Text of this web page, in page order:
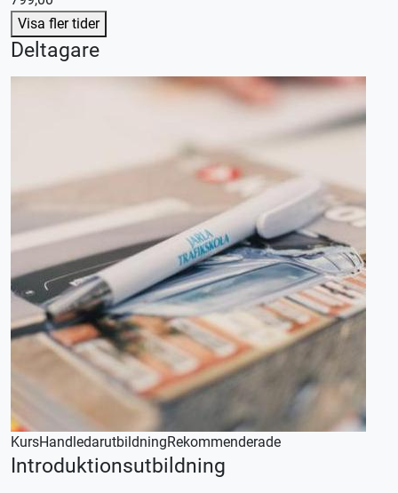
Visa fler tider
Deltagare
KursHandledarutbildningRekommenderade
Introduktionsutbildning